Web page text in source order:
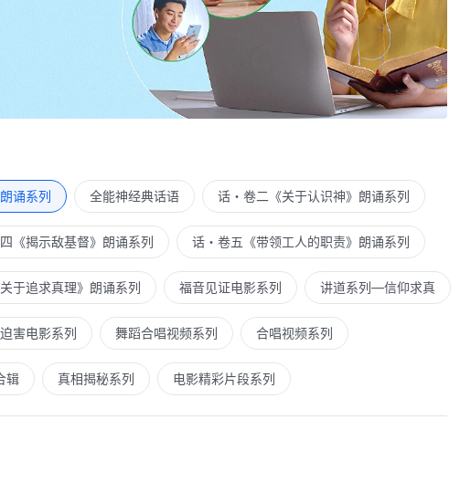
过程中实行真理，这样的人就是没有变化的受祸的对象，他们所表
诵系列 全能神经典话语 话・卷二《关于认识神》朗诵系列
《揭示敌基督》朗诵系列 话・卷五《带领工人的职责》朗诵系列
于追求真理》朗诵系列 福音见证电影系列 讲道系列—信仰求真
害电影系列 舞蹈合唱视频系列 合唱视频系列
辑 真相揭秘系列 电影精彩片段系列